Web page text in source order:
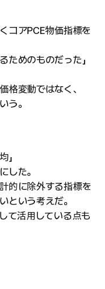
コアPCE物価指標を
ためのものだった」
格変動ではなく、
う。
」
した。
的に除外する指標を
という考えだ。
て活用している点も